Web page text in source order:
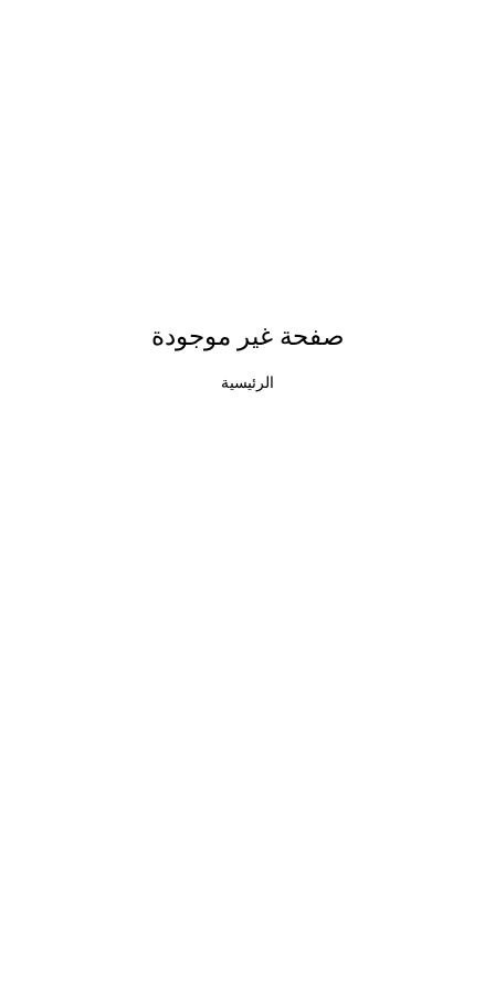
صفحة غير موجودة
الرئيسية